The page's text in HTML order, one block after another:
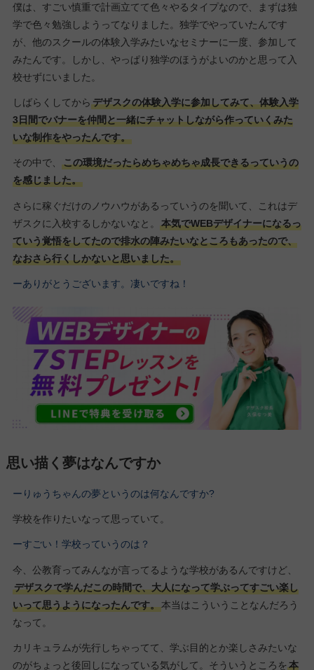
僕は、すごい慎重で計画立てて色々やるタイプなので、まずは独
学で色々勉強しようってなりました。独学でやっていたんです
が、他のスクールの体験入学みたいなセミナーに一度、参加して
みたんです。しかし、やっぱり独学のほうがよいのかと思って入
校せずにいました。
しばらくしてから デザスクの体験入学に参加してみて、体験入学
3日間でバナーを仲間と一緒にチャットしながら作っていくみた
いな制作をやったんです。
その中で、
この環境だったらめちゃめちゃ成長できるっていうの
を感じました。
さらに稼ぐだけのノウハウがあるっていうのを聞いて、これはデ
ザスクに入校するしかないなと。
本気でWEBデザイナーになるっ
ていう覚悟をしてたので排水の陣みたいなところもあったので、
なおさら行くしかないと思いました。
ーありがとうございます。凄いですね！
思い描く夢はなんですか
ーりゅうちゃんの夢というのは何なんですか?
学校を作りたいなって思っていて。
ーすごい！学校っていうのは？
今、公教育ってみんなが言ってるような学校があるんですけど、
デザスクで学んだこの時間で、大人になって学ぶってすごい楽し
いって思うようになったんです。本当はこういうことなんだろう
なって。
カリキュラムが先行しちゃってて、学ぶ目的とか楽しさみたいな
のがちょっと後回しになっている気がして。そういうところを本